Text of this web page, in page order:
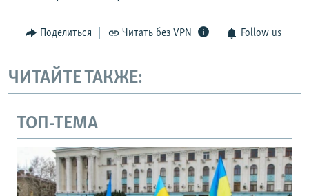
Поделиться Читать без VPN Follow us
ЧИТАЙТЕ ТАКЖЕ:
ТОП-ТЕМА